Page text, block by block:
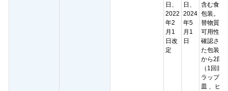
日、
2022
年2
月1
日改
定
日、
2024
年5
月1
日
含む食品
包装。代
替物質の
可用性が
確認され
た包装材
から2段
（1回目
ラップ、
皿 、ピザ